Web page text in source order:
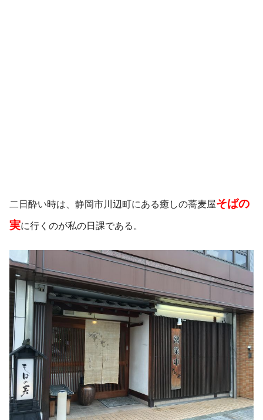
二日酔い時は、静岡市川辺町にある癒しの蕎麦屋そばの
実に行くのが私の日課である。